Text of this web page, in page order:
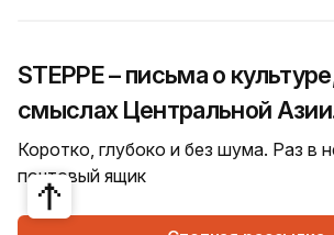
STEPPE – письма о
смыслах Центральной
Коротко, глубоко и без шума. Раз
почтовый ящик